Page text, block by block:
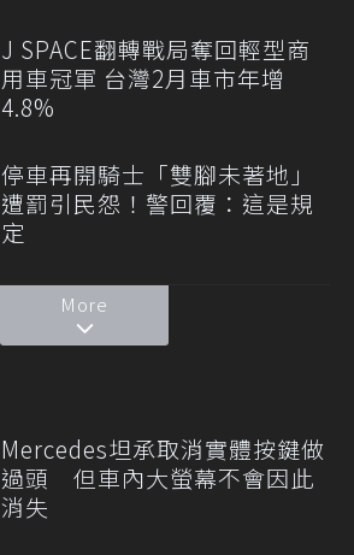
J SPACE翻轉戰局奪回輕型商
用車冠軍 台灣2月車市年增
4.8%
停車再開騎士「雙腳未著地」
遭罰引民怨！警回覆：這是規
定
More
Mercedes坦承取消實體按鍵做
過頭 但車內大螢幕不會因此
消失